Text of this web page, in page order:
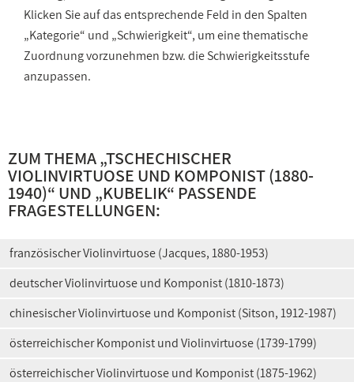
Klicken Sie auf das entsprechende Feld in den Spalten
„Kategorie“ und „Schwierigkeit“, um eine thematische
Zuordnung vorzunehmen bzw. die Schwierigkeitsstufe
anzupassen.
ZUM THEMA „TSCHECHISCHER
VIOLINVIRTUOSE UND KOMPONIST (1880-
1940)“ UND „KUBELIK“ PASSENDE
FRAGESTELLUNGEN:
französischer Violinvirtuose (Jacques, 1880-1953)
deutscher Violinvirtuose und Komponist (1810-1873)
chinesischer Violinvirtuose und Komponist (Sitson, 1912-1987)
österreichischer Komponist und Violinvirtuose (1739-1799)
österreichischer Violinvirtuose und Komponist (1875-1962)